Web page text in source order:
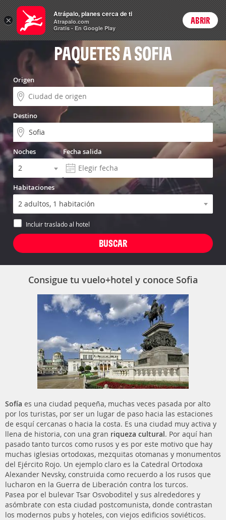
Vuelo+Hotel Login
PAQUETES A SOFIA
Origen
Destino
Noches Fecha salida
Habitaciones
Incluir traslado al hotel
Consigue tu vuelo+hotel y conoce Sofia
Sofía es una ciudad pequeña, muchas veces pasada por alto
por los turistas, por ser un lugar de paso hacia las estaciones
de esquí cercanas o hacia la costa. Es una ciudad muy activa y
llena de historia, con una gran riqueza cultural. Por aquí han
pasado tanto turcos como rusos y es por este motivo que hay
muchas iglesias ortodoxas, mezquitas otomanas y monumentos
del Ejército Rojo. Un ejemplo claro es la Catedral Ortodoxa
Alexander Nevsky, construida como recuerdo a los rusos que
lucharon en la Guerra de Liberación contra los turcos.
Pasea por el bulevar Tsar Osvoboditel y sus alrededores y
asómbrate con esta ciudad postcomunista, donde contrastan
los modernos pubs y hoteles, con viejos edificios soviéticos.
×
Atrápalo, planes cerca de ti
Atrapalo.com
Gratis - En Google Play
ABRIR